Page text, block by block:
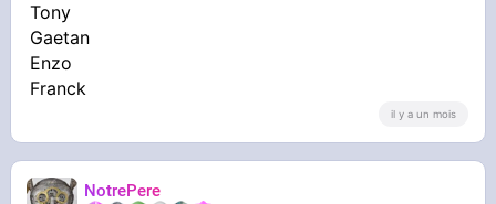
Tony
Gaetan
Enzo
Franck
il y a un mois
NotrePere